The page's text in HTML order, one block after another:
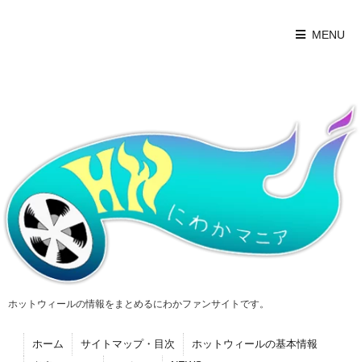
MENU
ホットウィールの情報をまとめるにわかファンサイトです。
ホーム サイトマップ・目次
ホットウィールの基本情報